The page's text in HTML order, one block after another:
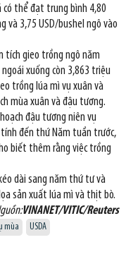
có thể đạt trung bình 4,80
và 3,75 USD/bushel ngô vào
tích gieo trồng ngô năm
xuống còn 3,863 triệu
trồng lúa mì vụ xuân và
mùa xuân và đậu tương.
đậu tương niên vụ
đến thứ Năm tuần trước,
biết thêm rằng việc trồng
dài sang năm thứ tư và
sản xuất lúa mì và thịt bò.
VINANET/VITIC/Reuters
mùa USDA